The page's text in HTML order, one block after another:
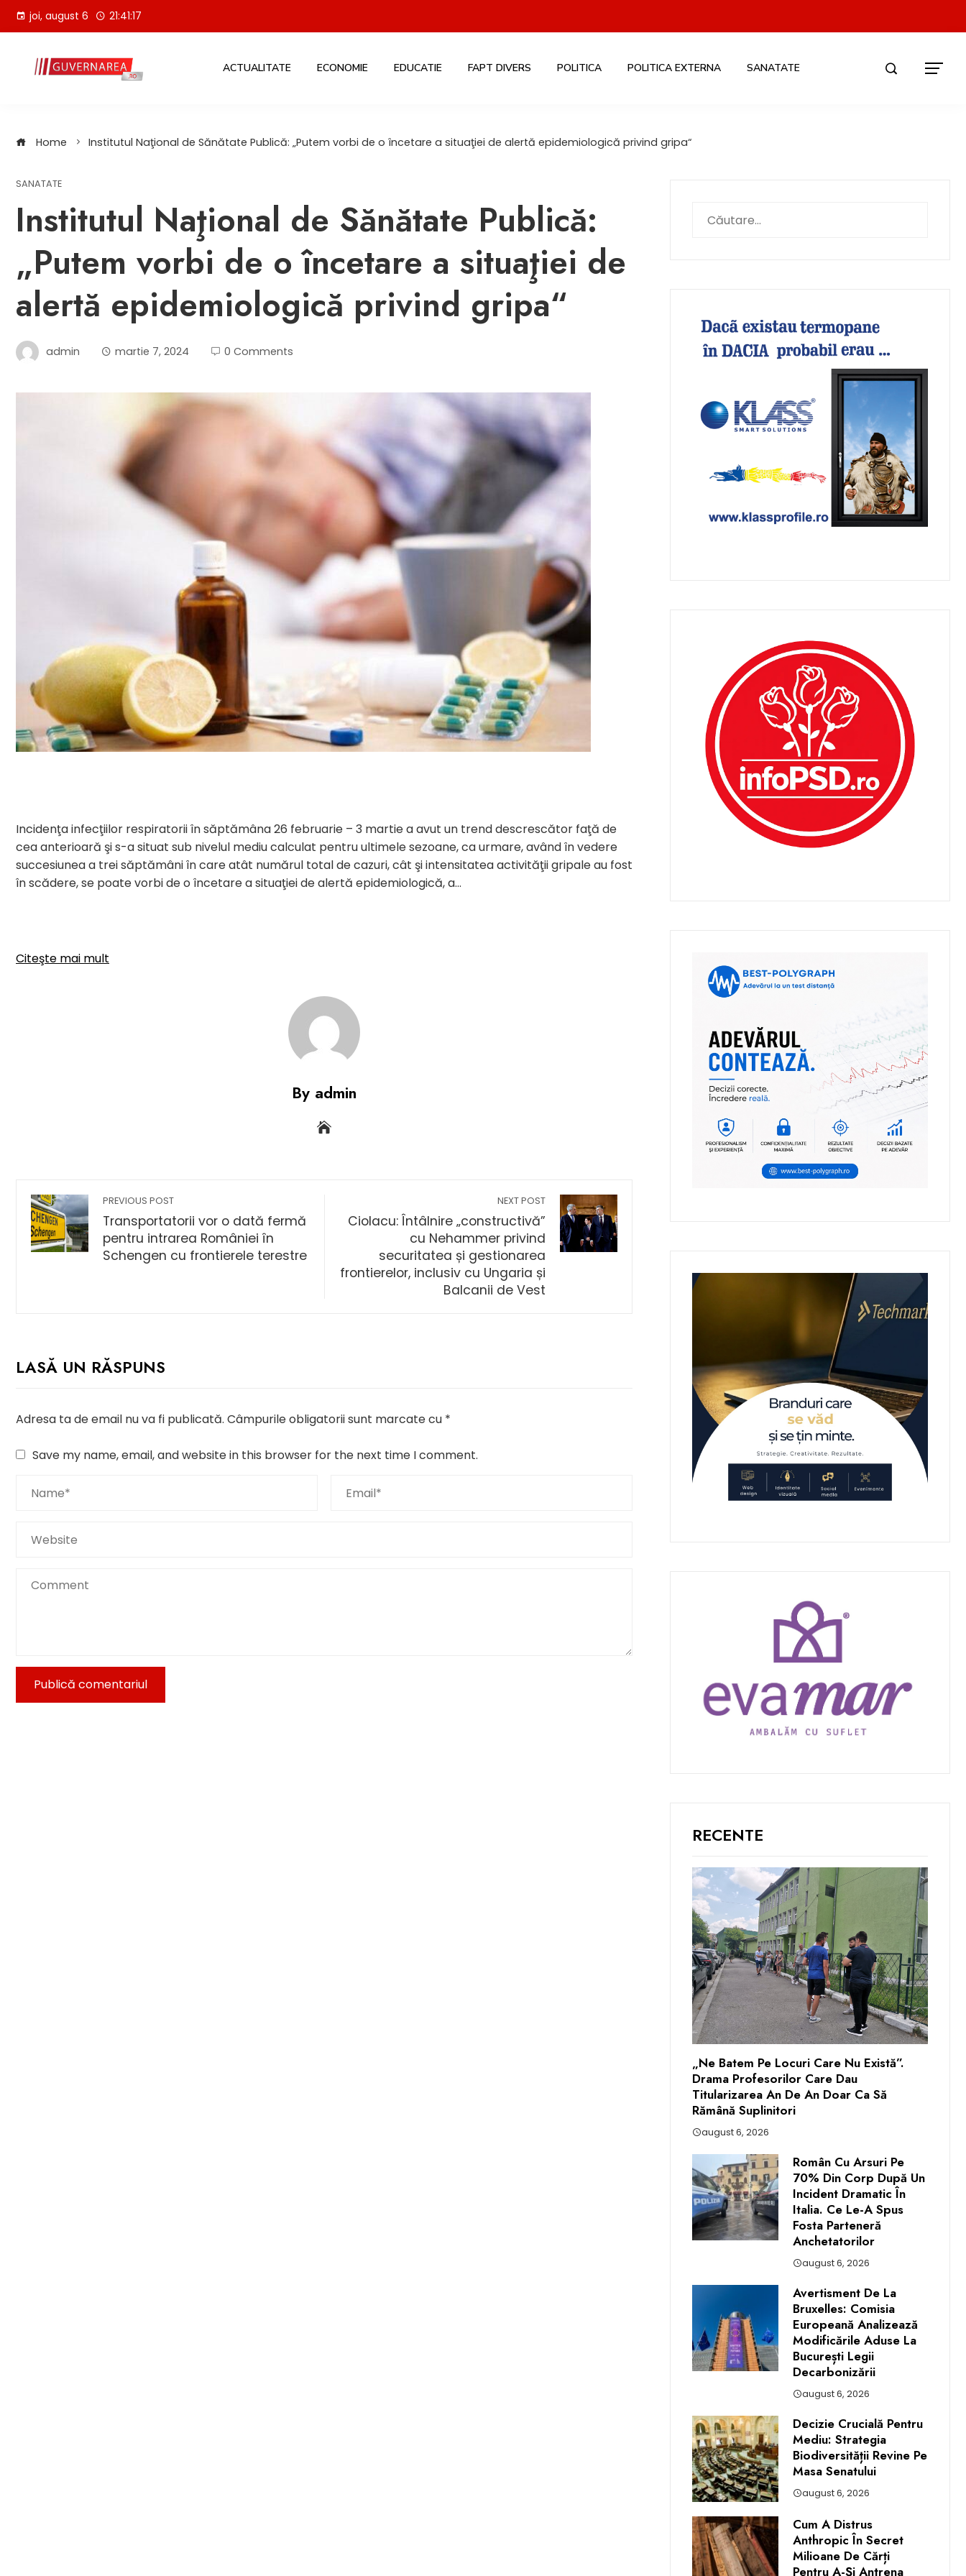
Skip joi, august 6 21:41:18
ACTUALITATE ECONOMIE EDUCATIE FAPT DIVERS POLITICA POLITICA EXTERNA SANATATE
Home Institutul Naţional de Sănătate Publică: „Putem vorbi de o încetare a situaţiei de alertă epidemiologică privind gripa“
SANATATE
Institutul Naţional de Sănătate Publică:
„Putem vorbi de o încetare a situaţiei de
alertă epidemiologică privind gripa“
admin martie 7, 2024 0 Comments
Incidenţa infecţiilor respiratorii în săptămâna 26 februarie – 3 martie a avut un trend descrescător faţă de
cea anterioară şi s-a situat sub nivelul mediu calculat pentru ultimele sezoane, ca urmare, având în vedere
succesiunea a trei săptămâni în care atât numărul total de cazuri, cât şi intensitatea activităţii gripale au fost
în scădere, se poate vorbi de o încetare a situaţiei de alertă epidemiologică, a…
Citeşte mai mult
By admin
PREVIOUS POST
Transportatorii vor o dată fermă
pentru intrarea României în
Schengen cu frontierele terestre
NEXT POST
Ciolacu: Întâlnire „constructivă”
cu Nehammer privind
securitatea și gestionarea
frontierelor, inclusiv cu Ungaria și
Balcanii de Vest
LASĂ UN RĂSPUNS
Adresa ta de email nu va fi publicată. Câmpurile obligatorii sunt marcate cu *
Save my name, email, and website in this browser for the next time I comment.
după:
RECENTE
„Ne Batem Pe Locuri Care Nu Există”.
Drama Profesorilor Care Dau
Titularizarea An De An Doar Ca Să
Rămână Suplinitori
august 6, 2026
Român Cu Arsuri Pe
70% Din Corp După Un
Incident Dramatic În
Italia. Ce Le-A Spus
Fosta Parteneră
Anchetatorilor
august 6, 2026
Avertisment De La
Bruxelles: Comisia
Europeană Analizează
Modificările Aduse La
București Legii
Decarbonizării
august 6, 2026
Decizie Crucială Pentru
Mediu: Strategia
Biodiversității Revine Pe
Masa Senatului
august 6, 2026
Cum A Distrus
Anthropic În Secret
Milioane De Cărți
Pentru A-Și Antrena